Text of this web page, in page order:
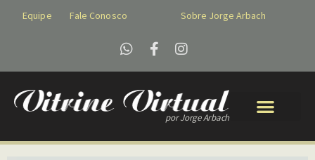
Equipe Fale Conosco Sobre Jorge Arbach
por Jorge Arbach